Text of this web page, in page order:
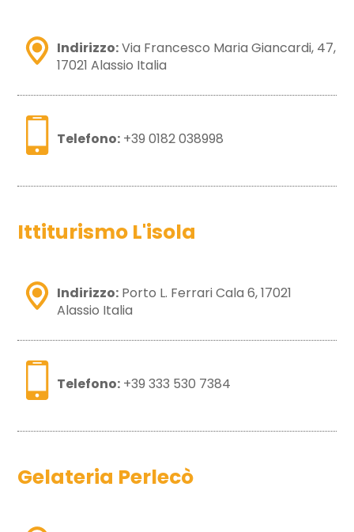
Indirizzo: Via Francesco Maria Giancardi, 47,
17021 Alassio Italia
Telefono: +39 0182 038998
Ittiturismo L'isola
Indirizzo: Porto L. Ferrari Cala 6, 17021
Alassio Italia
Telefono: +39 333 530 7384
Gelateria Perlecò